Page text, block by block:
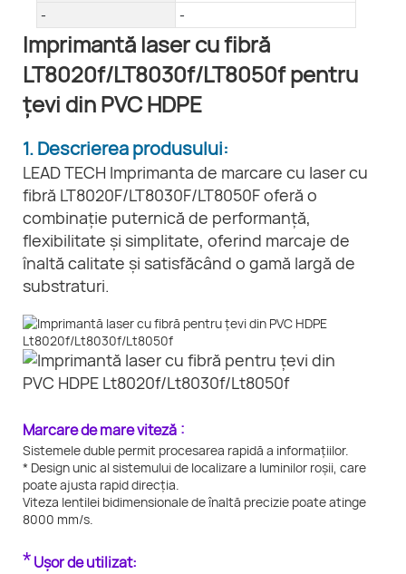
-
-
Imprimantă laser cu fibră
LT8020f/LT8030f/LT8050f pentru
țevi din PVC HDPE
1. Descrierea produsului:
LEAD TECH Imprimanta de marcare cu laser cu
fibră LT8020F/LT8030F/LT8050F oferă o
combinație puternică de performanță,
flexibilitate și simplitate, oferind marcaje de
înaltă calitate și satisfăcând o gamă largă de
substraturi.
Marcare de mare viteză :
Sistemele duble permit procesarea rapidă a informațiilor.
* Design unic al sistemului de localizare a luminilor roșii, care
poate ajusta rapid direcția.
Viteza lentilei bidimensionale de înaltă precizie poate atinge
8000 mm/s.
*Ușor de utilizat: